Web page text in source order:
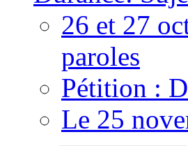
26 et 27
paroles
Pétition :
Le 25